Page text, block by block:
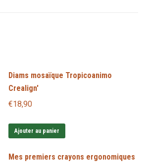
Diams mosaïque Tropicoanimo
Crealign'
€18,90
Ajouter au panier
Mes premiers crayons ergonomiques